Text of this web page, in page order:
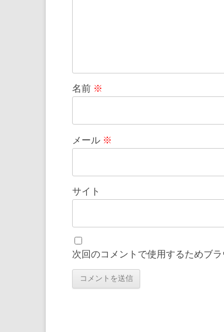
名前 ※
メール ※
サイト
次回のコメントで使用するためブ